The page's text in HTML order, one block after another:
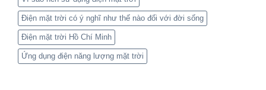
Điện mặt trời có ý nghĩ như thế nào đối với đời sống
Điện mặt trời Hồ Chí Minh
Ứng dụng điện năng lượng mặt trời